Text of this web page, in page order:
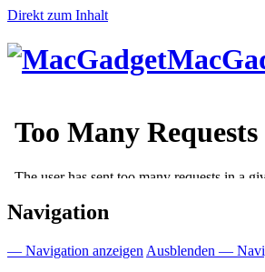
Direkt zum Inhalt
Navigation
— Navigation anzeigen Ausblenden —